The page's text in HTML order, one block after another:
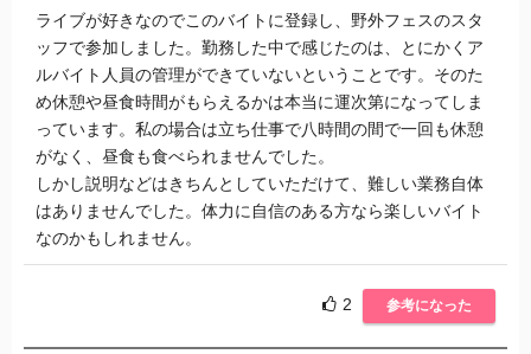
ライブが好きなのでこのバイトに登録し、野外フェスのスタ
ッフで参加しました。勤務した中で感じたのは、とにかくア
ルバイト人員の管理ができていないということです。そのた
め休憩や昼食時間がもらえるかは本当に運次第になってしま
っています。私の場合は立ち仕事で八時間の間で一回も休憩
がなく、昼食も食べられませんでした。
しかし説明などはきちんとしていただけて、難しい業務自体
はありませんでした。体力に自信のある方なら楽しいバイト
なのかもしれません。
2 参考になった